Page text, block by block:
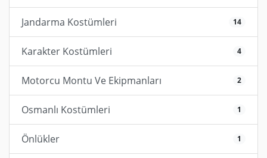
Jandarma Kostümleri 14
Karakter Kostümleri 4
Motorcu Montu Ve Ekipmanları 2
Osmanlı Kostümleri 1
Önlükler 1